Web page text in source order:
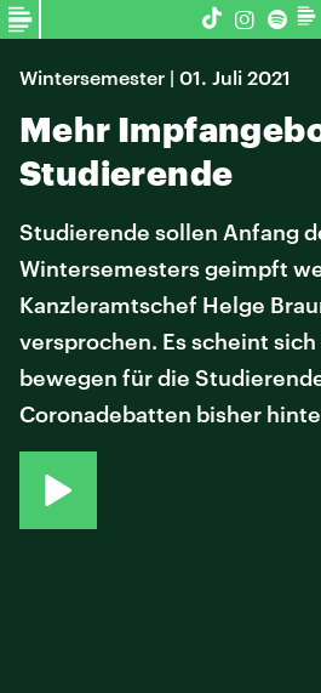
Wintersemester | 01. Juli 2021
Mehr
Studierende
Studierende sollen Anfang
Wintersemesters geimpft
Kanzleramtschef Helge
versprochen. Es scheint sich
bewegen für die
Coronadebatten bisher